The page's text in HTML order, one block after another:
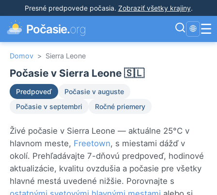
Presné predpovede počasia. Zobraziť všetky krajiny.
Počasie.org 🌐 ☰
Domov > Sierra Leone
Počasie v Sierra Leone 🇸🇱
Predpoveď
Počasie v auguste
Počasie v septembri
Ročné priemery
Živé počasie v Sierra Leone — aktuálne 25°C v
hlavnom meste, Freetown, s miestami dážď v
okolí. Prehľadávajte 7-dňovú predpoveď, hodinové
aktualizácie, kvalitu ovzdušia a počasie pre všetky
hlavné mestá uvedené nižšie. Porovnajte s